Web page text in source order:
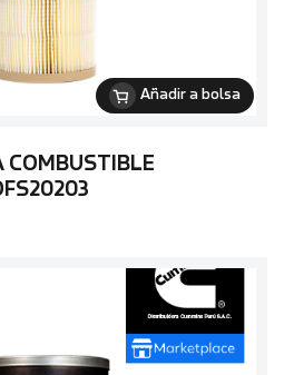
Añadir a bolsa
COMBUSTIBLE